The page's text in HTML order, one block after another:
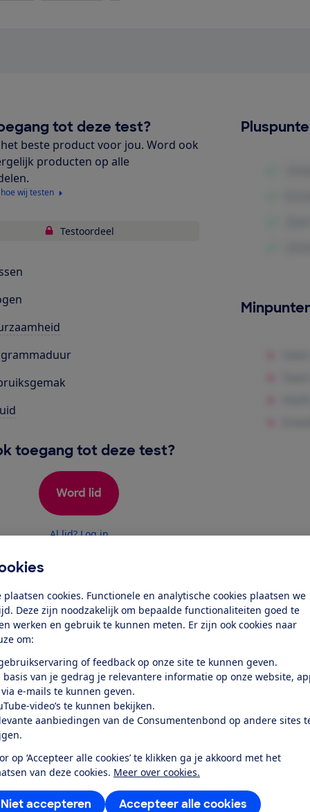
plaatsen cookies. Functionele en analytische cookies plaatsen we
Deze zijn noodzakelijk om bepaalde functionaliteiten goed te
werken en gebruik te kunnen meten. Er zijn ook cookies naar
om:
of feedback op onze site te kunnen geven.
basis van je gedrag je relevantere informatie op onze website,
e-mails te kunnen geven.
video’s te kunnen bekijken.
aanbiedingen van de Consumentenbond op andere sites
op ‘Accepteer alle cookies’ te klikken ga je akkoord met het
van deze cookies. Meer over cookies.
Accepteer alle cookies
Niet accepteren
tot deze test?
beste product voor jou. Word ook
producten op alle
wij testen
Testoordeel
toegang tot deze test?
Word lid
Al lid? Log in
en schalen schoon en droog,
dichtbij...